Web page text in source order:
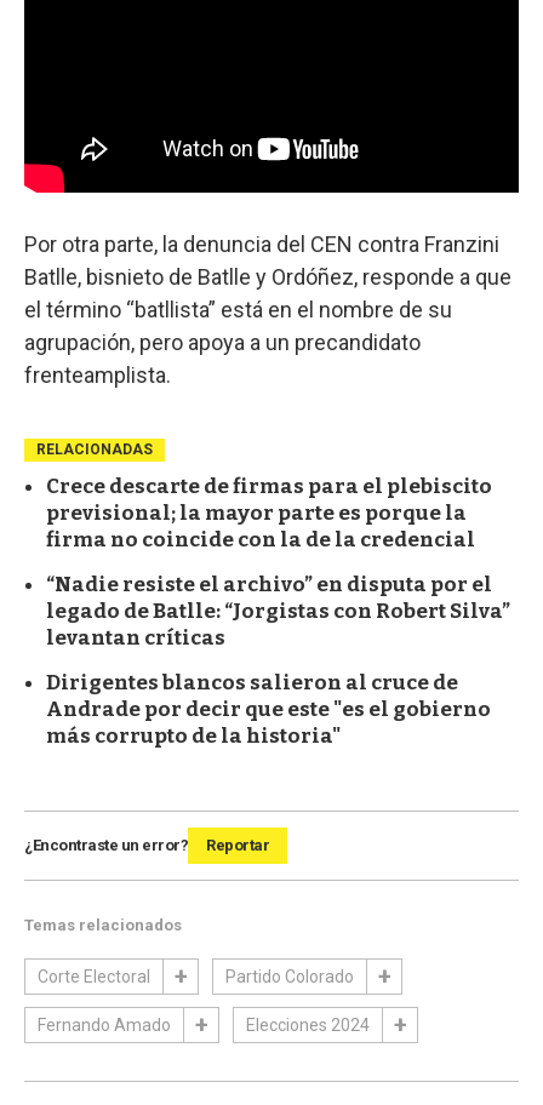
Por otra parte, la denuncia del CEN contra Franzini
Batlle, bisnieto de Batlle y Ordóñez, responde a que
el término “batllista” está en el nombre de su
agrupación, pero apoya a un precandidato
frenteamplista.
RELACIONADAS
Crece descarte de firmas para el plebiscito
previsional; la mayor parte es porque la
firma no coincide con la de la credencial
“Nadie resiste el archivo” en disputa por el
legado de Batlle: “Jorgistas con Robert Silva”
levantan críticas
Dirigentes blancos salieron al cruce de
Andrade por decir que este "es el gobierno
más corrupto de la historia"
¿Encontraste un error? Reportar
Temas relacionados
Corte Electoral Partido Colorado
Fernando Amado Elecciones 2024